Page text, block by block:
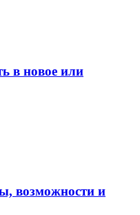
в новое или
возможности и